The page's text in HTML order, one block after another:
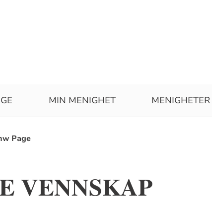
MIN MENIGHET MENIGHETER
Page
VENNSKAP